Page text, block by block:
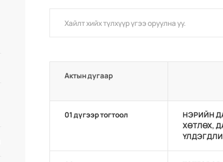
Актын дугаар
01 дүгээр тогтоол
НЭРИЙН
ХӨТЛӨХ,